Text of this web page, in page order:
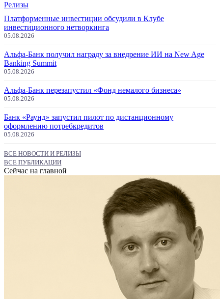
Релизы
Платформенные инвестиции обсудили в Клубе
инвестиционного нетворкинга
05.08.2026
Альфа-Банк получил награду за внедрение ИИ на New Age
Banking Summit
05.08.2026
Альфа-Банк перезапустил «Фонд немалого бизнеса»
05.08.2026
Банк «Раунд» запустил пилот по дистанционному
оформлению потребкредитов
05.08.2026
ВСЕ НОВОСТИ И РЕЛИЗЫ
ВСЕ ПУБЛИКАЦИИ
Сейчас на главной